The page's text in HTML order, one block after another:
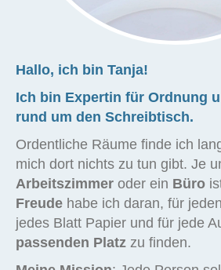
Hallo, ich bin Tanja!
Ich bin Expertin für Ordnung
rund um den Schreibtisch.
Ordentliche Räume finde ich
mich dort nichts zu tun gibt. Je
Arbeitszimmer oder ein Büro
Freude habe ich daran, für
jedes Blatt Papier und für jede
passenden Platz zu finden.